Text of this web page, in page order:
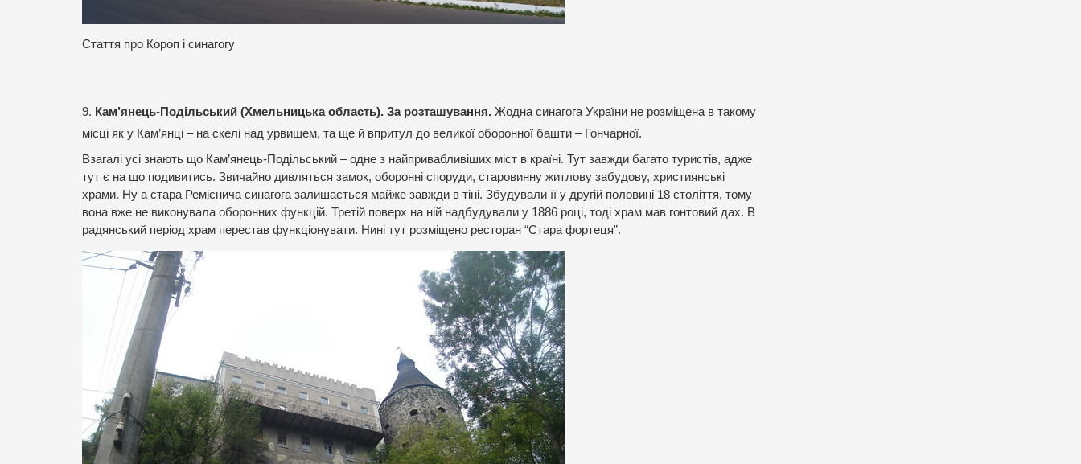
Стаття про Короп і синагогу
9. Кам’янець-Подільський (Хмельницька область). За розташування. Жодна синагога України не розміщена в такому
місці як у Кам’янці – на скелі над урвищем, та ще й впритул до великої оборонної башти – Гончарної.
Взагалі усі знають що Кам’янець-Подільський – одне з найпривабливіших міст в країні. Тут завжди багато туристів, адже
тут є на що подивитись. Звичайно дивляться замок, оборонні споруди, старовинну житлову забудову, християнські
храми. Ну а стара Реміснича синагога залишається майже завжди в тіні. Збудували її у другій половині 18 століття, тому
вона вже не виконувала оборонних функцій. Третій поверх на ній надбудували у 1886 році, тоді храм мав гонтовий дах. В
радянський період храм перестав функціонувати. Нині тут розміщено ресторан “Стара фортеця”.